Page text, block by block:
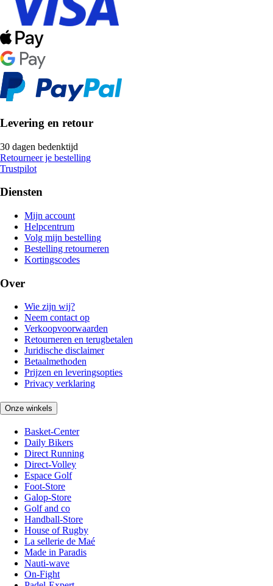
Levering en retour
30 dagen bedenktijd
Retourneer je bestelling
Trustpilot
Diensten
Mijn account
Helpcentrum
Volg mijn bestelling
Bestelling retourneren
Kortingscodes
Over
Wie zijn wij?
Neem contact op
Verkoopvoorwaarden
Retourneren en terugbetalen
Juridische disclaimer
Betaalmethoden
Prijzen en leveringsopties
Privacy verklaring
Onze winkels
Basket-Center
Daily Bikers
Direct Running
Direct-Volley
Espace Golf
Foot-Store
Galop-Store
Golf and co
Handball-Store
House of Rugby
La sellerie de Maé
Made in Paradis
Nauti-wave
On-Fight